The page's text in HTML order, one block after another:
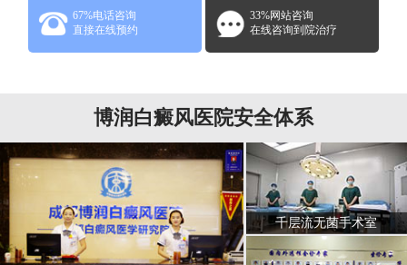
67%电话咨询
直接在线预约
33%网站咨询
在线咨询到院治疗
博润白癜风医院安全体系
千层流无菌手术室